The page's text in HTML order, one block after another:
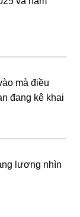
mà điều
đang kê khai
lương nhìn